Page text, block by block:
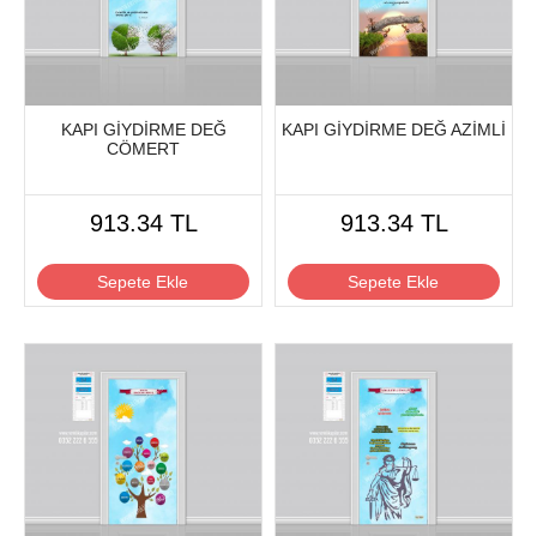
KAPI GİYDİRME DEĞ
CÖMERT
913.34 TL
Sepete Ekle
KAPI GİYDİRME DEĞ AZİMLİ
913.34 TL
Sepete Ekle